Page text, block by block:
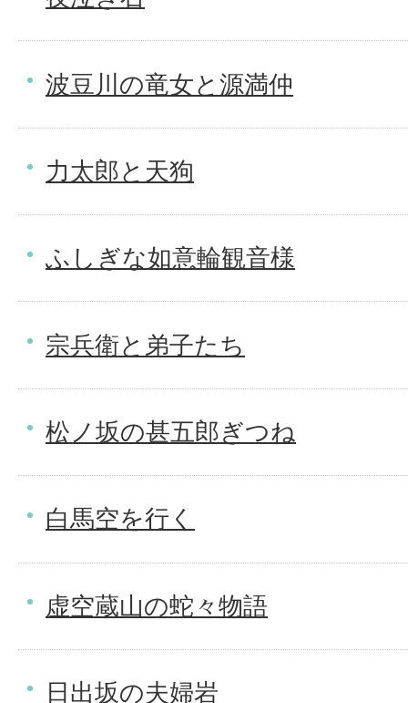
波豆川の竜女と源満仲
力太郎と天狗
ふしぎな如意輪観音様
宗兵衛と弟子たち
松ノ坂の甚五郎ぎつね
白馬空を行く
虚空蔵山の蛇々物語
日出坂の夫婦岩